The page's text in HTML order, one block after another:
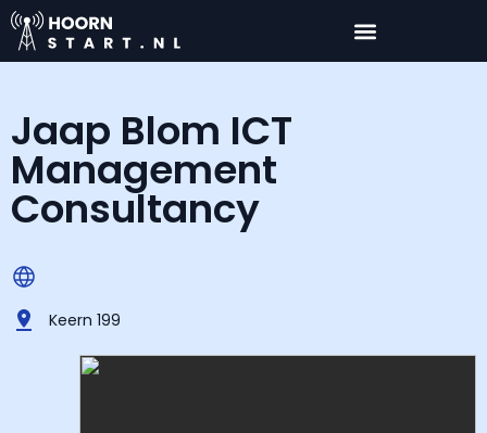
Jaap Blom ICT
Management
Consultancy
Keern 199